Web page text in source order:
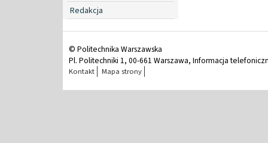
Redakcja
© Politechnika Warszawska
Pl. Politechniki 1, 00-661 Warszawa, Informacja
Kontakt Mapa strony